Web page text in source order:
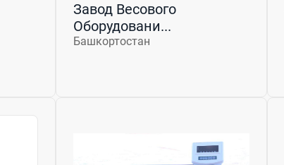
Завод Весового
Оборудовани...
Башкортостан